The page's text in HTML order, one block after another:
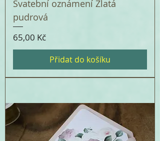
Svatební oznámení Zlatá
pudrová
Cena
65,00 Kč
Přidat do košíku